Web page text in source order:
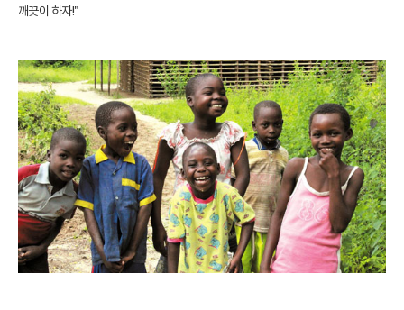
깨끗이 하자!"